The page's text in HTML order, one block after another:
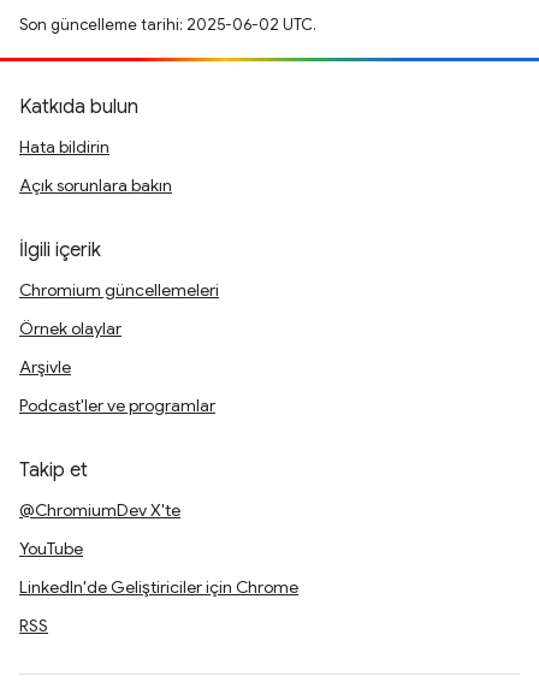
Son güncelleme tarihi: 2025-06-02 UTC.
Katkıda bulun
Hata bildirin
Açık sorunlara bakın
İlgili içerik
Chromium güncellemeleri
Örnek olaylar
Arşivle
Podcast'ler ve programlar
Takip et
@ChromiumDev X'te
YouTube
LinkedIn'de Geliştiriciler için Chrome
RSS